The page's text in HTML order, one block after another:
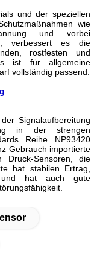
und der speziellen
wie
und vorbei
verbessert es die
rostfesten und
ist für allgemeine
vollständig passend.
Signalaufbereitung
in der strengen
Reihe NP93420
Gebrauch importierte
Sensoren, die
hat stabilen Ertrag,
und hat auch gute